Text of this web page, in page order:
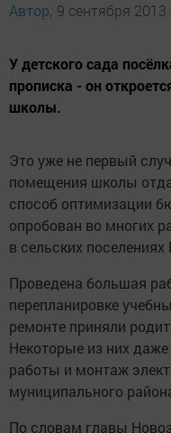
Автор, 9 сентября 2013
У детского сада
прописка - он
школы.
Это уже не первый
помещения школы
способ оптимизации
опробован во многих
в сельских
Проведена большая
перепланировке
ремонте приняли
Некоторые из них
работы и монтаж
муниципального
По словам главы